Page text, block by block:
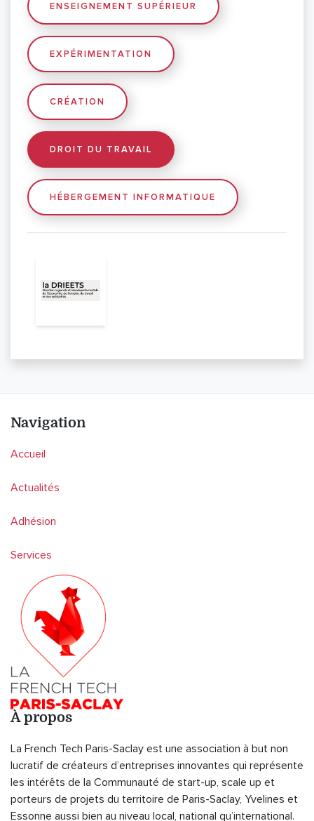
ENSEIGNEMENT SUPÉRIEUR
EXPÉRIMENTATION
CRÉATION
DROIT DU TRAVAIL
HÉBERGEMENT INFORMATIQUE
Navigation
Accueil
Actualités
Adhésion
Services
À propos
La French Tech Paris-Saclay est une association à but non
lucratif de créateurs d’entreprises innovantes qui représente
les intérêts de la Communauté de start-up, scale up et
porteurs de projets du territoire de Paris-Saclay, Yvelines et
Essonne aussi bien au niveau local, national qu’international.